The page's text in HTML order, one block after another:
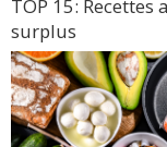
TOP 15:
surplus